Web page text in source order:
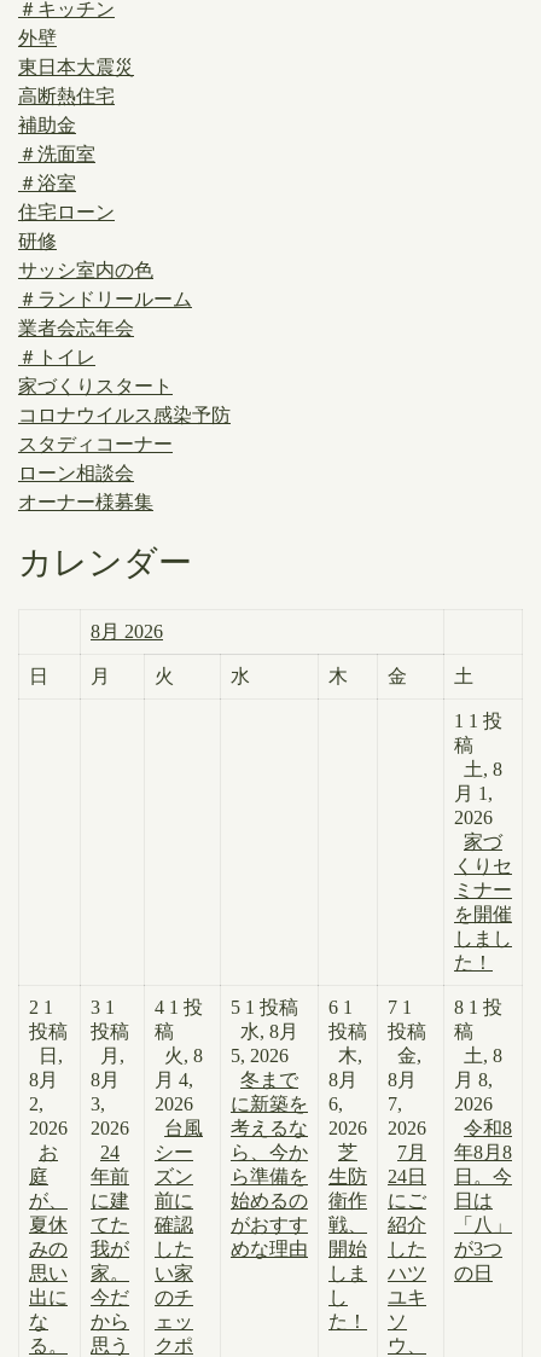
＃キッチン
外壁
東日本大震災
高断熱住宅
補助金
＃洗面室
＃浴室
住宅ローン
研修
サッシ室内の色
＃ランドリールーム
業者会忘年会
＃トイレ
家づくりスタート
コロナウイルス感染予防
スタディコーナー
ローン相談会
オーナー様募集
カレンダー
8月 2026
日 月 火 水 木 金 土
1 1 投
稿
土, 8
月 1,
2026
家づ
くりセ
ミナー
を開催
しまし
た！
2 1
投稿
日,
8月
2,
2026
お
庭
が、
夏休
みの
思い
出に
な
る。
3 1
投稿
月,
8月
3,
2026
24
年前
に建
てた
我が
家。
今だ
から
思う
4 1 投
稿
火, 8
月 4,
2026
台風
シー
ズン
前に
確認
した
い家
のチ
ェッ
クポ
5 1 投稿
水, 8月
5, 2026
冬まで
に新築を
考えるな
ら、今か
ら準備を
始めるの
がおすす
めな理由
6 1
投稿
木,
8月
6,
2026
芝
生防
衛作
戦、
開始
しま
し
た！
7 1
投稿
金,
8月
7,
2026
7月
24日
にご
紹介
した
ハツ
ユキ
ソ
ウ、
8 1 投
稿
土, 8
月 8,
2026
令和8
年8月8
日。今
日は
「八」
が3つ
の日